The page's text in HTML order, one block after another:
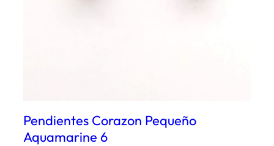
Pendientes Corazon Pequeño
Aquamarine 6